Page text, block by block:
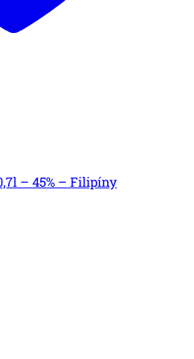
– 45% – Filipíny